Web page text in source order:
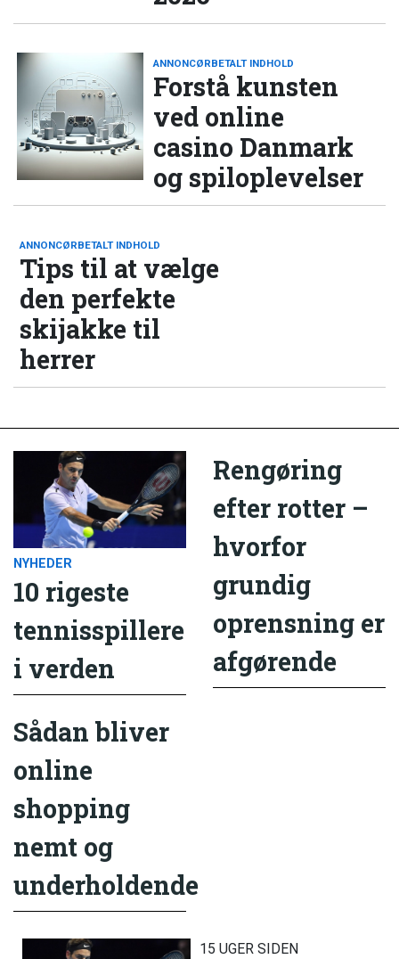
ANNONCØRBETALT INDHOLD
Forstå kunsten
ved online
casino Danmark
og spiloplevelser
ANNONCØRBETALT INDHOLD
Tips til at vælge
den perfekte
skijakke til
herrer
NYHEDER
10 rigeste
tennisspillere
i verden
Rengøring
efter rotter –
hvorfor
grundig
oprensning er
afgørende
Sådan bliver
online
shopping
nemt og
underholdende
15 UGER SIDEN